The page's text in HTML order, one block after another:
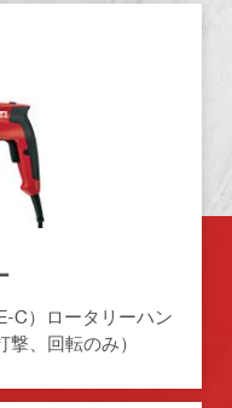
C）ロータリーハン
、回転のみ）